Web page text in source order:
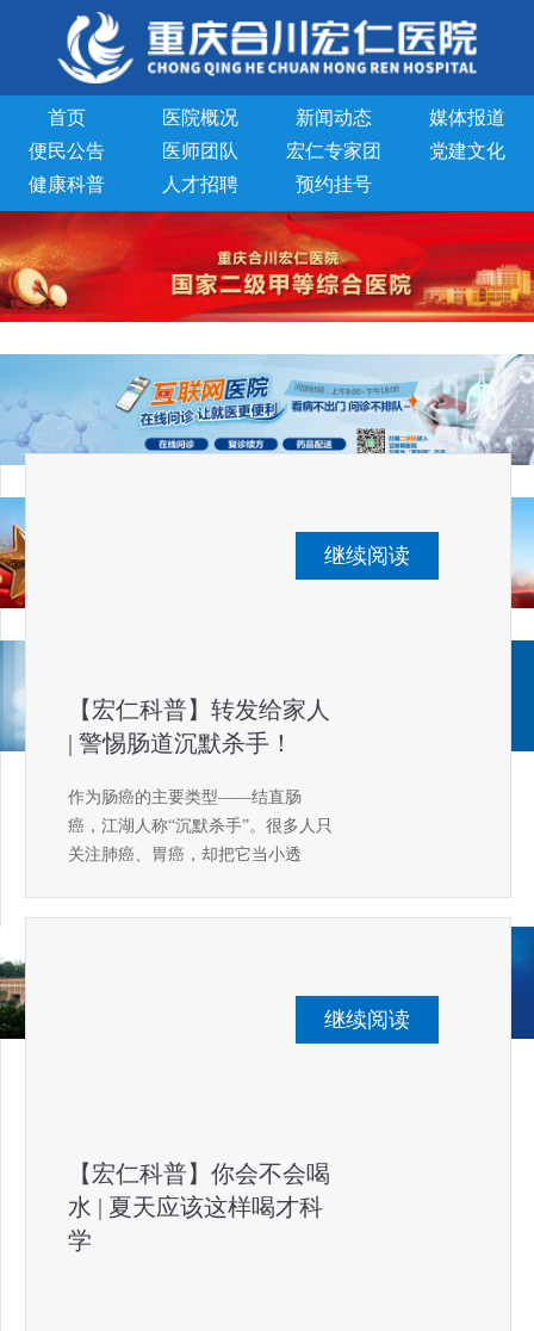
首页 医院概况 新闻动态
媒体报道
便民公告
医师团队 宏仁专家团
党建文化
健康科普
人才招聘 预约挂号
继续阅读
【宏仁科普】转发给家人
| 警惕肠道沉默杀手！
作为肠癌的主要类型——结直肠
癌，江湖人称“沉默杀手”。很多人只
关注肺癌、胃癌，却把它当小透
继续阅读
【宏仁科普】你会不会喝
水 | 夏天应该这样喝才科
学